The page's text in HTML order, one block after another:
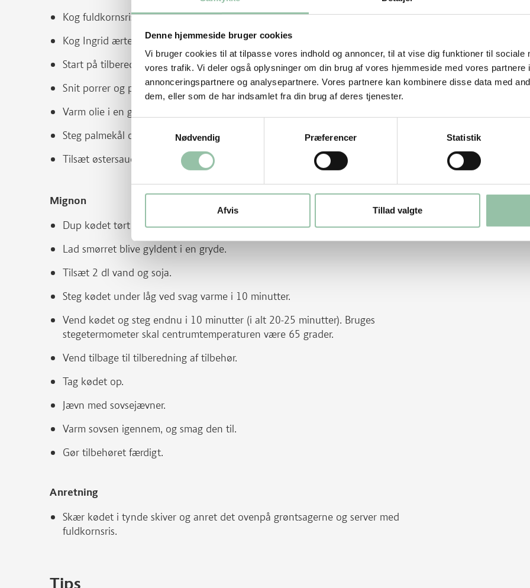
Denne hjemmeside bruger cookies
Vi bruger cookies til at tilpasse vores indhold og annoncer, til at vise dig funktioner til sociale
vores trafik. Vi deler også oplysninger om din brug af vores hjemmeside med vores partnere
annonceringspartnere og analysepartnere. Vores partnere kan kombinere disse data med
dem, eller som de har indsamlet fra din brug af deres tjenester.
Nødvendig
Præferencer Statistik
Afvis Tillad valgte
Kog fuldkornsris.
Kog Ingrid ærterne som anvist på emballagen.
Start på tilberedning af mignon.
Snit porrer og palmekål samt pres hvidløg.
Varm olie i en gryde.
Steg palmekål og hvidløg gyldent i 5-7 minutter og tilsæt Ingrid ærter. Steg 2 minutter.
Tilsæt østersauce - først 2 skefulde, smag til med den sidste.
Mignon
Dup kødet tørt med køkkenrulle og krydr med salt og peber.
Lad smørret blive gyldent i en gryde.
Tilsæt 2 dl vand og soja.
Steg kødet under låg ved svag varme i 10 minutter.
Vend kødet og steg endnu i 10 minutter (i alt 20-25 minutter). Bruges
stegetermometer skal centrumtemperaturen være 65 grader.
Vend tilbage til tilberedning af tilbehør.
Tag kødet op.
Jævn med sovsejævner.
Varm sovsen igennem, og smag den til.
Gør tilbehøret færdigt.
Anretning
Skær kødet i tynde skiver og anret det ovenpå grøntsagerne og server med
fuldkornsris.
Tips